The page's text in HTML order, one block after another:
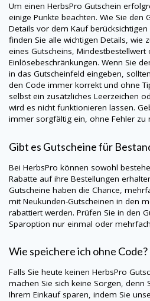
Um einen HerbsPro Gutschein
einige Punkte beachten. Wie Sie den
Details vor dem Kauf
finden Sie alle wichtigen Details, wie
eines Gutscheins, Mindestbestellwert
Einlösebeschränkungen. Wenn Sie
in das Gutscheinfeld eingeben,
den Code immer korrekt und ohne
selbst ein zusätzliches Leerzeichen
wird es nicht funktionieren lassen.
immer sorgfältig ein, ohne Fehler zu
Gibt es Gutscheine für
Bei HerbsPro können sowohl
Rabatte auf ihre Bestellungen
Gutscheine haben die Chance,
mit Neukunden-Gutscheinen in den
rabattiert werden. Prüfen Sie in den
Sparoption nur einmal oder
Wie speichere ich ohne Code?
Falls Sie heute keinen HerbsPro
machen Sie sich keine Sorgen, denn
Ihrem Einkauf sparen, indem Sie